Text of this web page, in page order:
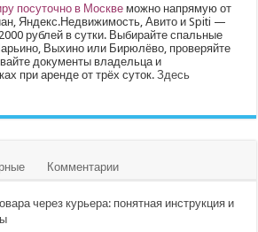
посуточно в Москве можно напрямую от
Яндекс.Недвижимость, Авито и Spiti —
рублей в сутки. Выбирайте спальные
Выхино или Бирюлёво, проверяйте
документы владельца и
при аренде от трёх суток.Здесь
Комментарии
через курьера: понятная инструкция и